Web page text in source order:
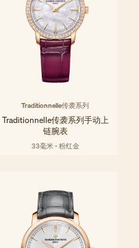
Traditionnelle传袭系列
Traditionnelle传袭系列手动上
链腕表
33毫米 - 粉红金